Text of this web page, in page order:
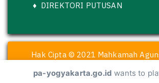
♦ DIREKTORI PUTUSAN
Hak Cipta © 2021 Mahkamah
dikembangkan oleh Pengadilan
pa-yogyakarta.go.id wants to